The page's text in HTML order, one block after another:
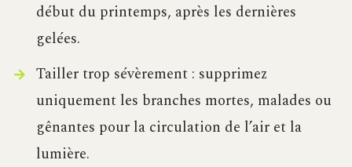
début du printemps, après les dernières
gelées.
Tailler trop sévèrement : supprimez
uniquement les branches mortes, malades ou
gênantes pour la circulation de l’air et la
lumière.